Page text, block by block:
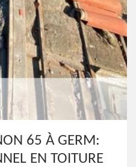
65 À GERM:
EN TOITURE